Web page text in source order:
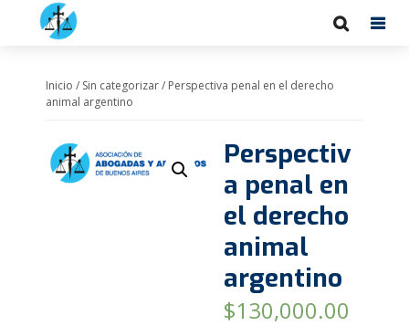
Inicio / Sin categorizar/ Perspectiva penal en el derecho
animal argentino
Perspectiv
a penal en
el derecho
animal
argentino
$130,000.00